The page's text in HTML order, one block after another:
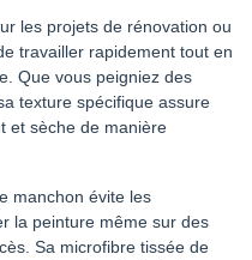
les projets de rénovation ou
travailler rapidement tout en
Que vous peigniez des
texture spécifique assure
et sèche de manière
le manchon évite les
la peinture même sur des
Sa microfibre tissée de